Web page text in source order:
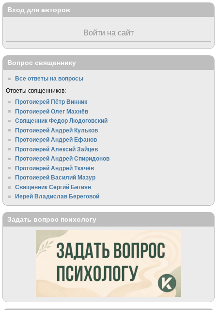
Вход для авторов
Войти на сайт
Вопрос священнику
Все ответы на вопросы
Ответы священников:
Протоиерей Пётр Винник
Протоиерей Олег Махнёв
Священник Федор Людоговский
Протоиерей Андрей Кульков
Протоиерей Андрей Ефанов
Протоиерей Алексий Зайцев
Протоиерей Андрей Спиридонов
Протоиерей Андрей Ткачёв
Протоиерей Василий Мазур
Священник Сергий Бегиян
Иерей Владислав Береговой
Задать вопрос психологу